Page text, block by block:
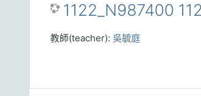
1122_N987400
教師(teacher): 吳毓庭